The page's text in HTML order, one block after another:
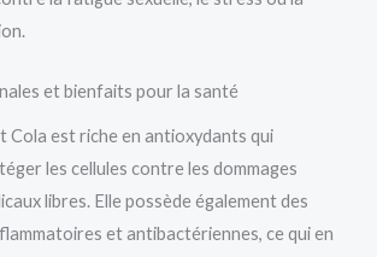
et bienfaits pour la santé
Cola est riche en antioxydants qui
les cellules contre les dommages
libres. Elle possède également des
et antibactériennes, ce qui en